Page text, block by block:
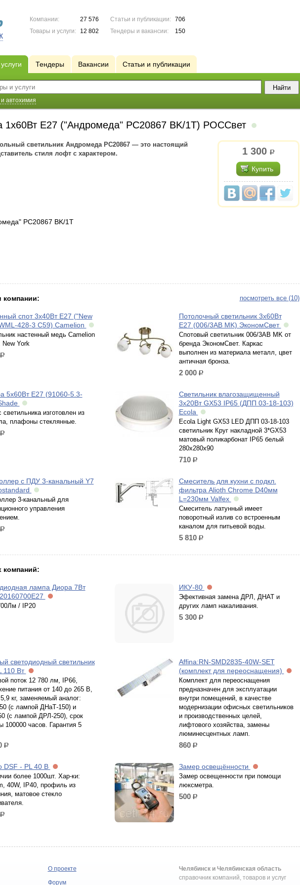
Компании:
27 576
Товары и услуги:
12 802
Статьи и публикации:
706
Тендеры и вакансии:
150
Тендеры Вакансии Статьи и публикации
автохимия
1х60Вт Е27 ("Андромеда" РС20867 BK/1T) РОССвет
1 300 р.
Купить
светильник Андромеда РС20867 — это настоящий
стиля лофт с характером.
РС20867 BK/1T
посмотреть все (10)
компании:
спот 3х40Вт Е27 ("New
428-3 С59) Camelion
настенный медь Camelion
New York
р.
Потолочный светильник 3х60Вт
Е27 (006/3AB MK) ЭкономСвет
Спотовый светильник 006/3AB MK от
бренда ЭкономСвет. Каркас
выполнен из материала металл, цвет
античная бронза.
2 000 р.
5х60Вт Е27 (91060-5.3-
светильника изготовлен из
плафоны стеклянные.
р.
Светильник влагозащищенный
3х20Вт GX53 IP65 (ДПП 03-18-103)
Ecola
Ecola Light GX53 LED ДПП 03-18-103
светильник Круг накладной 3*GX53
матовый поликарбонат IP65 белый
280х280х90
710 р.
с ПДУ 3-канальный Y7
3-канальный для
управления
р.
Смеситель для кухни с подкл.
фильтра Alioth Chrome D40мм
L=230мм Valfex
Смеситель латунный имеет
поворотный излив со встроенным
каналом для питьевой воды.
5 810 р.
компаний:
лампа Диора 7Вт
/ IP20
ИКУ-80
Эфективная замена ДРЛ, ДНАТ и
других ламп накаливания.
5 300 р.
светодиодный светильник
110 Вт
поток 12 780 лм, IP66,
питания от 140 до 265 В,
кг, заменяемый аналог:
(с лампой ДНаТ-150) и
(с лампой ДРЛ-250), срок
100000 часов. Гарантия 5
р.
Affina:RN-SMD2835-40W-SET
(комплект для переоснащения)
Комплект для переоснащения
предназначен для эксплуатации
внутри помещений, в качестве
модернизации офисных светильников
и производственных целей,
лифтового хозяйства, замены
люминесцентных ламп.
860 р.
DSF - PL 40 B
более 1000шт. Хар-ки:
40W, IP40, профиль из
матовое стекло
р.
Замер освещённости
Замер освещенности при помощи
люксметра.
500 р.
О проекте
Форум
Челябинск и Челябинская область
справочник компаний, товаров и услуг